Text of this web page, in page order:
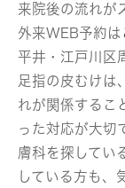
来院後の流れが
外来WEB予約は
平井・江戸川区
足指の皮むけは
れが関係するこ
った対応が大切
膚科を探してい
している方も、